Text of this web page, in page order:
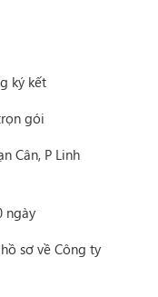
ký kết
gói
Cân, P Linh
ngày
sơ về Công ty